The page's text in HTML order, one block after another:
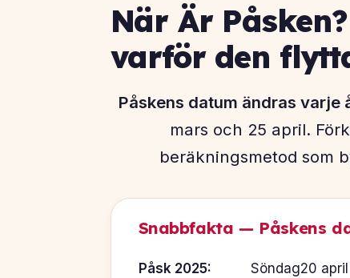
När Är
varför den
Påskens datum ändras varje
mars och 25 april.
beräkningsmetod som
Snabbfakta — Påskens
Påsk 2025: Söndag20 april